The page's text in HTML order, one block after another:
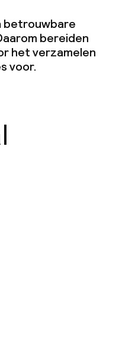
betrouwbare
bereiden
het verzamelen
voor.